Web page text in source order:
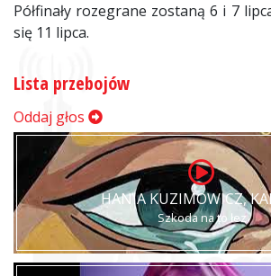
Półfinały rozegrane zostaną 6 i 7
się 11 lipca.
Lista przebojów
Oddaj głos
HANIA KUZIMOWICZ,
Szkoda na to łez